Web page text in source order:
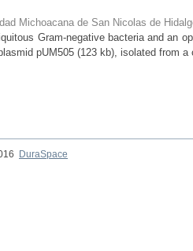
Michoacana de San Nicolas de
Gram-negative bacteria and an
pUM505 (123 kb), isolated from
DuraSpace